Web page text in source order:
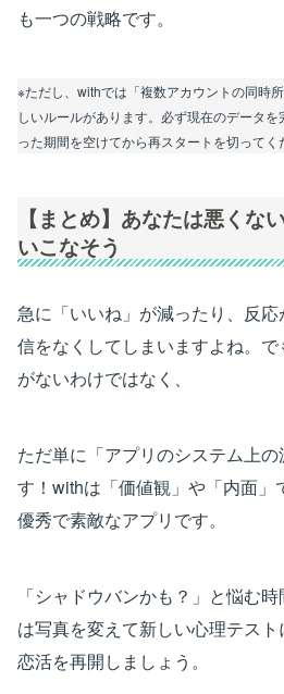
も一つの戦略です。
※ただし、withでは「複数アカウントの同時
しいルールがあります。必ず現在のデータ
った期間を空けてから再スタートを切ってく
【まとめ】あなたは悪くな
いこなそう
急に「いいね」が減ったり、反
信をなくしてしまいますよね。
がないわけではなく、
ただ単に「アプリのシステム上
す！withは「価値観」や「内面」
優秀で素敵なアプリです。
「シャドウバンかも？」と悩む
は写真を変えて新しい心理テスト
恋活を再開しましょう。